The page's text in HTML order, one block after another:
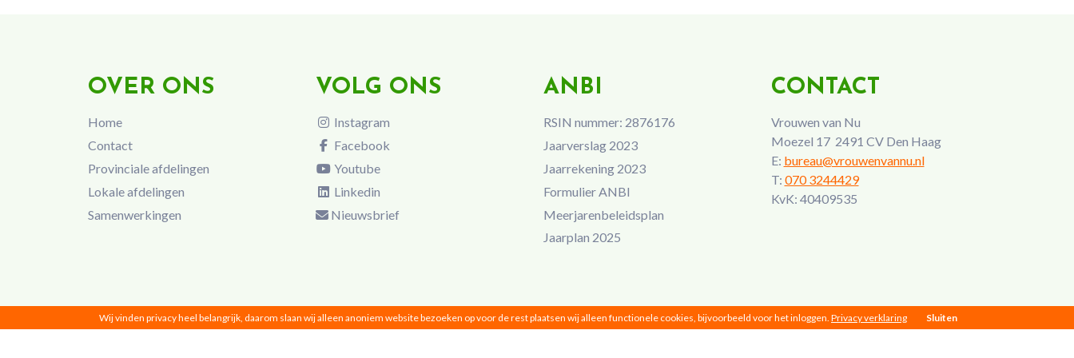
OVER ONS
Home
Contact
Provinciale afdelingen
Lokale afdelingen
Samenwerkingen
VOLG ONS
Instagram
Facebook
Youtube
Linkedin
Nieuwsbrief
ANBI
RSIN nummer: 2876176
Jaarverslag 2023
Jaarrekening 2023
Formulier ANBI
Meerjarenbeleidsplan
Jaarplan 2025
CONTACT
Vrouwen van Nu
Moezel 17 2491 CV Den Haag
E: bureau@vrouwenvannu.nl
T: 070 3244429
KvK: 40409535
Wij vinden privacy heel belangrijk, daarom slaan wij alleen anoniem website bezoeken op voor de rest plaatsen wij alleen functionele cookies, bijvoorbeeld voor het inloggen. Privacy verklaring Sluiten